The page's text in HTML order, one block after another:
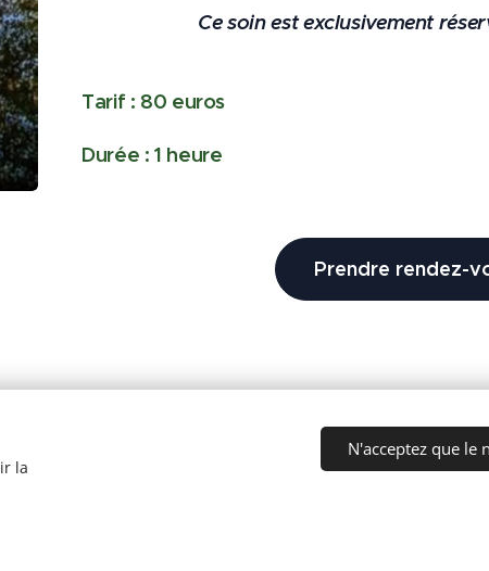
Ce soin est exclusivement
Tarif : 80 euros
Durée : 1 heure
Prendre rendez-
la
N'acceptez que le